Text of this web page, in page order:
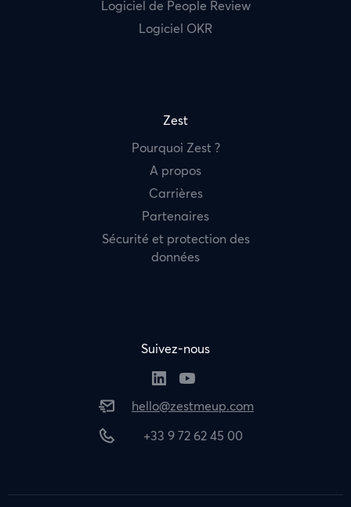
Logiciel de People Review
Logiciel OKR
Zest
Pourquoi Zest ?
A propos
Carrières
Partenaires
Sécurité et protection des
données
Suivez-nous
hello@zestmeup.com
+33 9 72 62 45 00